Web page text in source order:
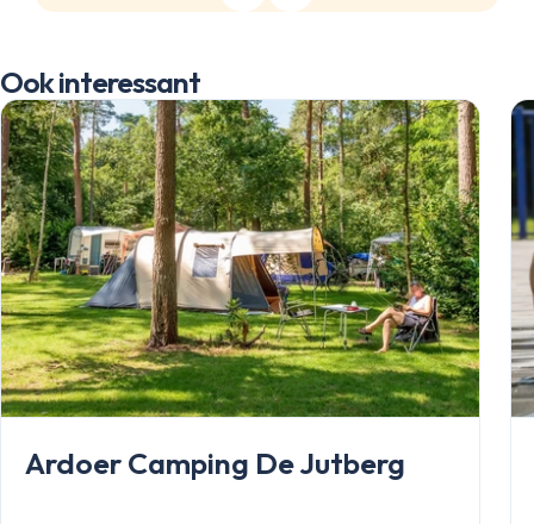
Ook interessant
Ardoer Camping De Jutberg